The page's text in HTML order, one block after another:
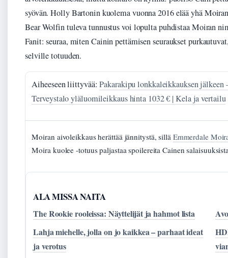
syövän. Holly Bartonin kuolema vuonna 2016 elää yhä
Bear Wolfin tuleva tunnustus voi lopulta puhdistaa Moiran
Fanit: seuraa, miten Cainin pettämisen seuraukset
selville totuuden.
Aiheeseen liittyvää:Pakarakipu lonkkaleikkauksen jälkeen
Terveystalo yläluomileikkaus hinta 1032 € | Kela ja vertailu
Moiran aivoleikkaus herättää jännitystä, sillä Emmerdale
Moira kuolee -totuus paljastaa spoilereita Cainen
ALA MISSA NAITA
The Rookie rooleissa: Näyttelijät ja hahmot lista
Lahja miehelle, jolla on jo kaikkea – parhaat ideat
ja verotus